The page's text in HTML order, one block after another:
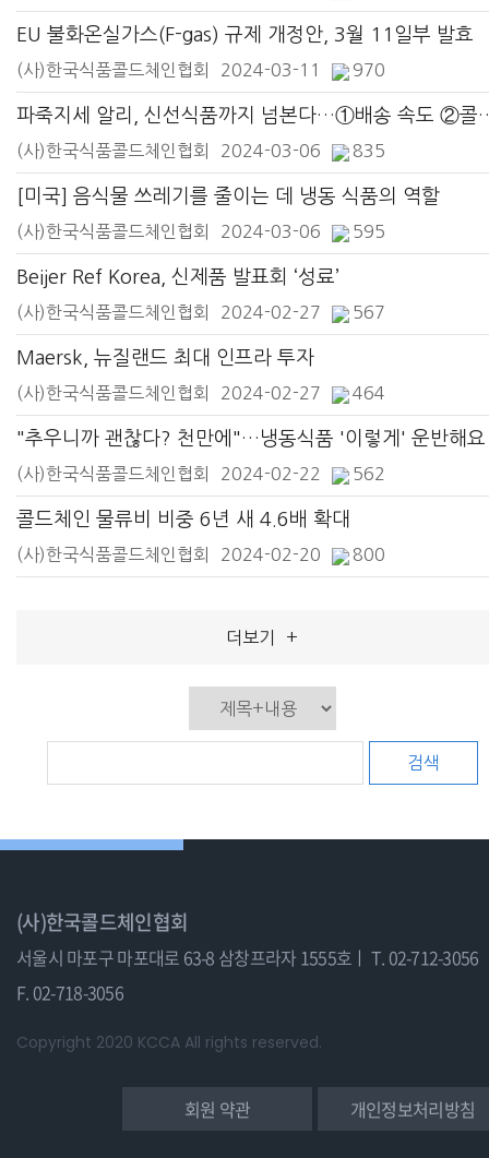
EU 불화온실가스(F-gas) 규제 개정안, 3월 11일부 발효
(사)한국식품콜드체인협회 2024-03-11 970
파죽지세 알리, 신선식품까지
(사)한국식품콜드체인협회 2024-03-06 835
[미국] 음식물 쓰레기를 줄이는 데 냉동 식품의 역할
(사)한국식품콜드체인협회 2024-03-06 595
Beijer Ref Korea, 신제품 발표회 ‘성료’
(사)한국식품콜드체인협회 2024-02-27 567
Maersk, 뉴질랜드 최대 인프라 투자
(사)한국식품콜드체인협회 2024-02-27 464
"추우니까 괜찮다? 천만에"…냉동식품 '이렇게' 운반해요
(사)한국식품콜드체인협회 2024-02-22 562
콜드체인 물류비 비중 6년 새 4.6배 확대
(사)한국식품콜드체인협회 2024-02-20 800
더보기 +
검색
(사)한국콜드체인협회
서울시 마포구 마포대로 63-8 삼창프라자 1555호ㅣ T. 02-712-3056
F. 02-718-3056
Copyright 2020 KCCA All rights reserved.
회원 약관 개인정보처리방침